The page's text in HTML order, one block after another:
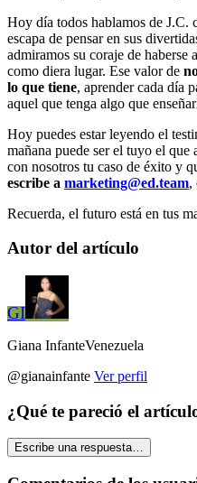
Hoy día todos hablamos de J.C.
escapa de pensar en sus
admiramos su coraje de haberse
como diera lugar. Ese valor de
lo que tiene, aprender cada día
aquel que tenga algo que
Hoy puedes estar leyendo el
mañana puede ser el tuyo el
con nosotros tu caso de éxito y
escribe a marketing@ed.team,
Recuerda, el futuro está en tus
Autor del artículo
GI
Giana InfanteVenezuela
@gianainfante Ver perfil
¿Qué te pareció el
Escribe una respuesta…